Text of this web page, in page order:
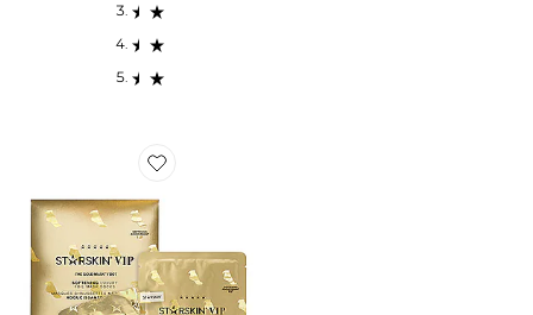
Favorite MASQUE POUR LES PIEDS THE GOLD MASK